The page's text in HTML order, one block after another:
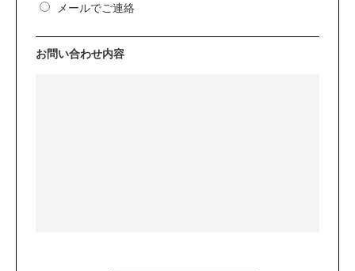
メールでご連絡
お問い合わせ内容